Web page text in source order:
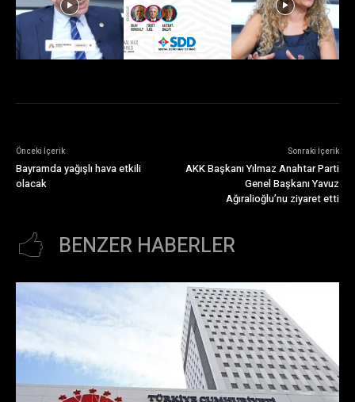
Önceki İçerik
Bayramda yağışlı hava etkili
olacak
Sonraki İçerik
AKK Başkanı Yılmaz Anahtar Parti
Genel Başkanı Yavuz
Ağıralioğlu’nu ziyaret etti
BENZER HABERLER